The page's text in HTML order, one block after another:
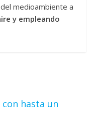
medioambiente a
y empleando
hasta un